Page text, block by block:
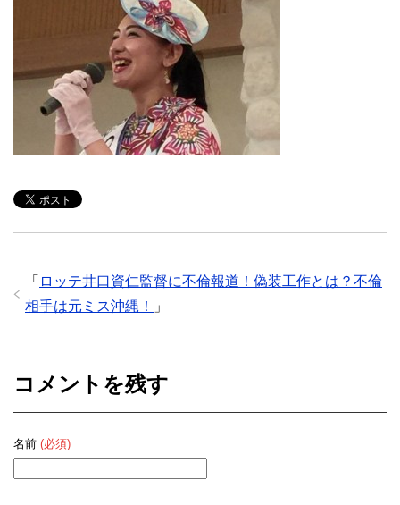
「 ロッテ井口資仁監督に不倫報道！偽装工作とは？不倫
相手は元ミス沖縄！
」
コメントを残す
名前 (必須)